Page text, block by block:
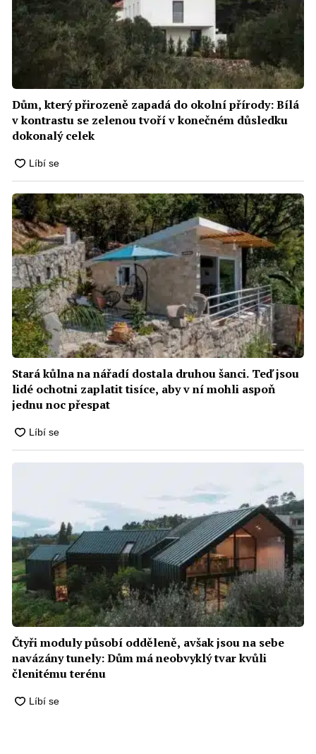
Dům, který přirozeně zapadá do okolní přírody: Bílá
v kontrastu se zelenou tvoří v konečném důsledku
dokonalý celek
Stará kůlna na nářadí dostala druhou šanci. Teď jsou
lidé ochotni zaplatit tisíce, aby v ní mohli aspoň
jednu noc přespat
Čtyři moduly působí odděleně, avšak jsou na sebe
navázány tunely: Dům má neobvyklý tvar kvůli
členitému terénu